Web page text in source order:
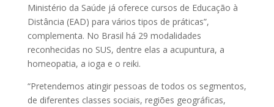
Ministério da Saúde já oferece cursos de Educação à
Distância (EAD) para vários tipos de práticas”,
complementa. No Brasil há 29 modalidades
reconhecidas no SUS, dentre elas a acupuntura, a
homeopatia, a ioga e o reiki.
“Pretendemos atingir pessoas de todos os segmentos,
de diferentes classes sociais, regiões geográficas,